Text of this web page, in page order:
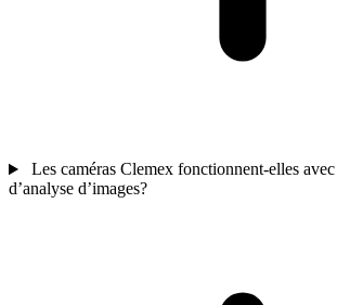
Les caméras Clemex fonctionnent-elles
d’analyse d’images?